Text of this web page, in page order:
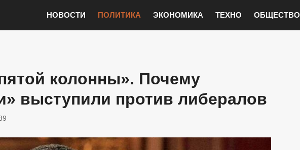
НОВОСТИ ПОЛИТИКА ЭКОНОМИКА ТЕХНО ОБЩЕСТВО
колонны». Почему
выступили против либералов